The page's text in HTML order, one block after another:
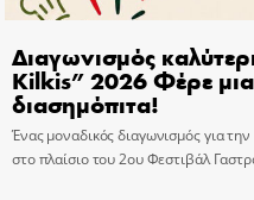
Διαγωνισμός
Kilkis” 2026 Φέρε μια
διασημόπιτα!
Ένας μοναδικός διαγωνισμός για
στο πλαίσιο του 2ου Φεστιβάλ